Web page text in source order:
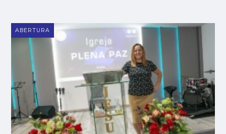
ABERTURA